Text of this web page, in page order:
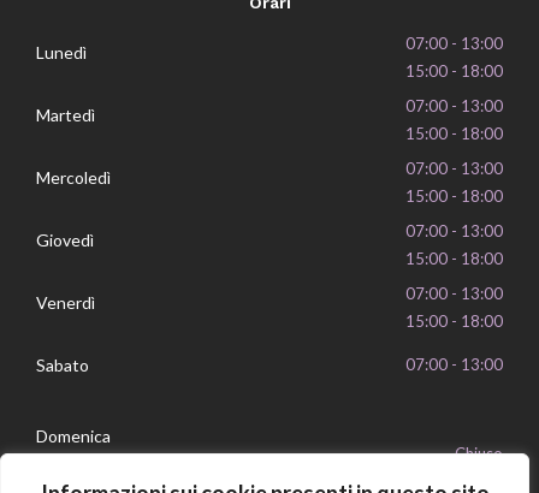
Lunedì
07:00 - 13:00
15:00 - 18:00
Martedì
07:00 - 13:00
15:00 - 18:00
Mercoledì
07:00 - 13:00
15:00 - 18:00
Giovedì
07:00 - 13:00
15:00 - 18:00
Venerdì
07:00 - 13:00
15:00 - 18:00
Sabato 07:00 - 13:00
Domenica
Chiuso